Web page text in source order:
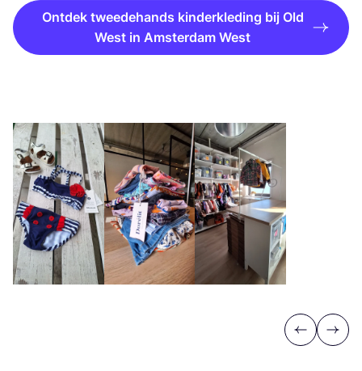
Ontdek tweedehands kinderkleding bij Old
West in Amsterdam West
Previous
Next